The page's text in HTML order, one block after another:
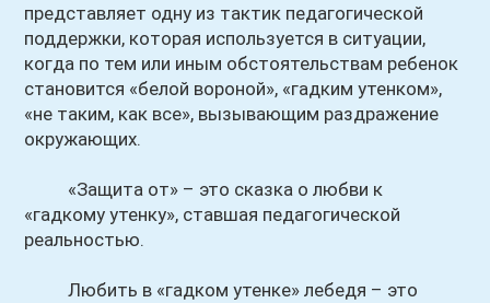
представляет одну из тактик педагогической
поддержки, которая используется в ситуации,
когда по тем или иным обстоятельствам ребенок
становится «белой вороной», «гадким утенком»,
«не таким, как все», вызывающим раздражение
окружающих.
«Защита от» – это сказка о любви к
«гадкому утенку», ставшая педагогической
реальностью.
Любить в «гадком утенке» лебедя – это